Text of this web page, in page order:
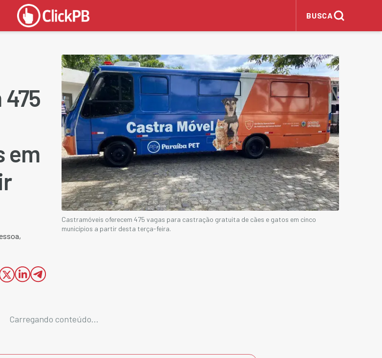
BUSCA
em
Castramóveis oferecem 475 vagas para castração gratuita de cães e gatos em cinco
municípios a partir desta terça-feira.
Carregando conteúdo...